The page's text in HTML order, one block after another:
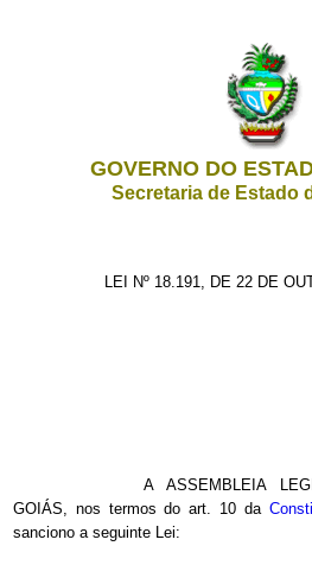
GOVERNO DO
Secretaria de Estado
LEI Nº 18.191, DE 22 DE
A ASSEMBLEIA
GOIÁS, nos termos do art. 10 da
sanciono a seguinte Lei: